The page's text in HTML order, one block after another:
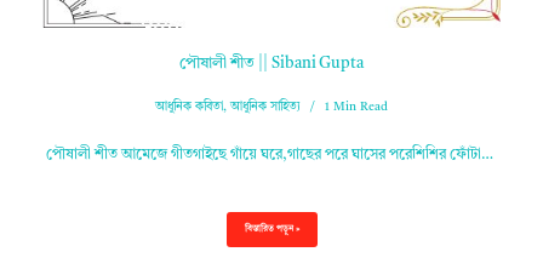
পৌষালী শীত || Sibani Gupta
আধুনিক কবিতা,আধুনিক সাহিত্য 1 Min Read
পৌষালী শীত আমেজে গীতগাইছে গাঁয়ে ঘরে,গাছের পরে ঘাসের পরেশিশির ফোঁটা…
বিস্তারিত পড়ুন »